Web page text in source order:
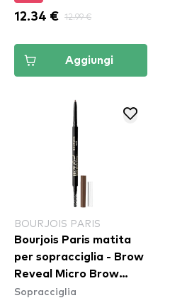
12.34 € 12.99 €
Aggiungi
BOURJOIS PARIS
Bourjois Paris matita
per sopracciglia - Brow
Reveal Micro Brow
Pencil - 01 Blond
Sopracciglia